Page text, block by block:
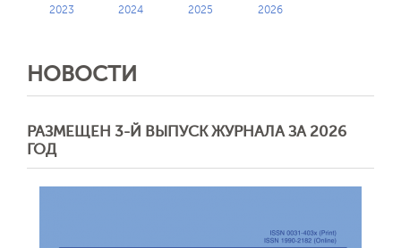
2023 2024 2025 2026
НОВОСТИ
РАЗМЕЩЕН 3-Й ВЫПУСК ЖУРНАЛА ЗА 2026
ГОД